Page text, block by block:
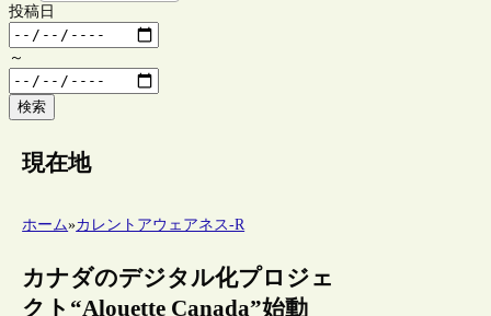
投稿日
～
検索
現在地
ホーム»カレントアウェアネス-R
カナダのデジタル化プロジェ
クト“Alouette Canada”始動